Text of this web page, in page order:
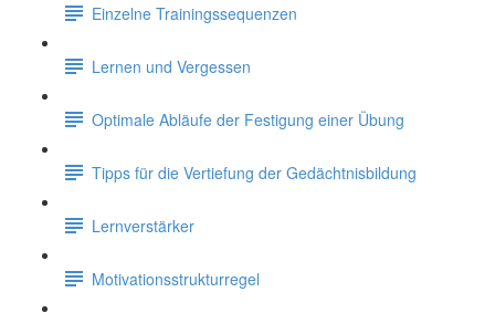
Einzelne Trainingssequenzen
Lernen und Vergessen
Optimale Abläufe der Festigung einer Übung
Tipps für die Vertiefung der Gedächtnisbildung
Lernverstärker
Motivationsstrukturregel